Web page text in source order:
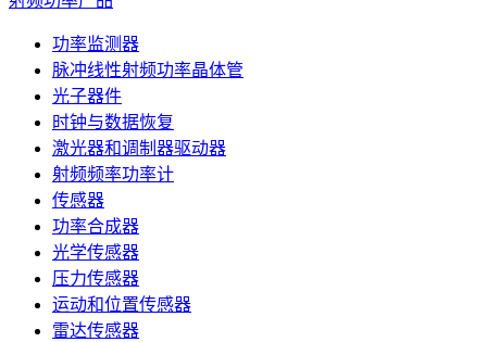
功率监测器
脉冲线性射频功率晶体管
光子器件
时钟与数据恢复
激光器和调制器驱动器
射频频率功率计
传感器
功率合成器
光学传感器
压力传感器
运动和位置传感器
雷达传感器